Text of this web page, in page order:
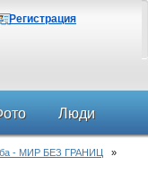
Регистрация
Люди
- МИР БЕЗ ГРАНИЦ »